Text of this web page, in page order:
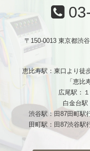
〒150-0013 東京都渋
恵比寿駅：東口より徒
「恵比
広尾駅：
白金台駅
渋谷駅：田87田町
田町駅：田87渋谷